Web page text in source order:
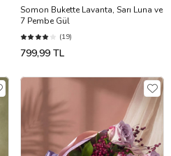
Somon Bukette Lavanta, Sarı Luna ve
7 Pembe Gül
(19)
799,99 TL